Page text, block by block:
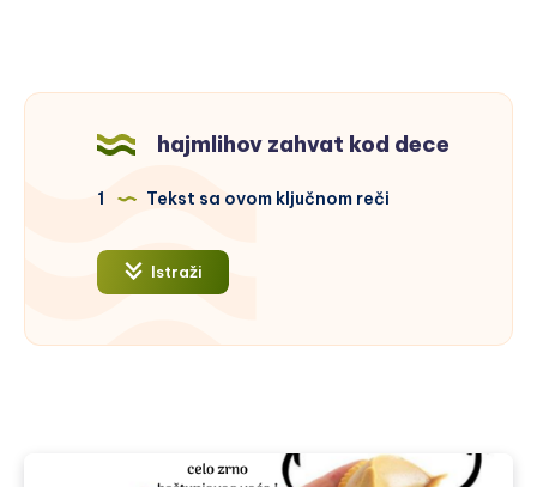
hajmlihov zahvat kod dece
1 Tekst sa ovom ključnom reči
Istraži